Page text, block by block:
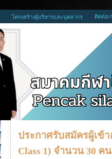
โครงสร้างผู้บริหารและบุคลากร ติดต่อเ
ประกาศรับสมัครผู้เข้
Class 1) จำนวน 30 คน